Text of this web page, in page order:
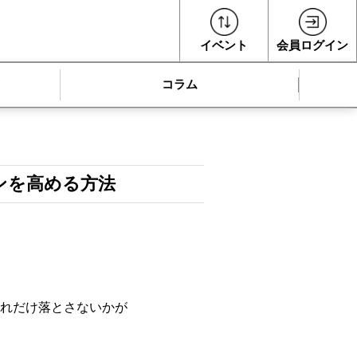
イベント 会員ログイン
コラム
を高める方法
だけ落とさないかが